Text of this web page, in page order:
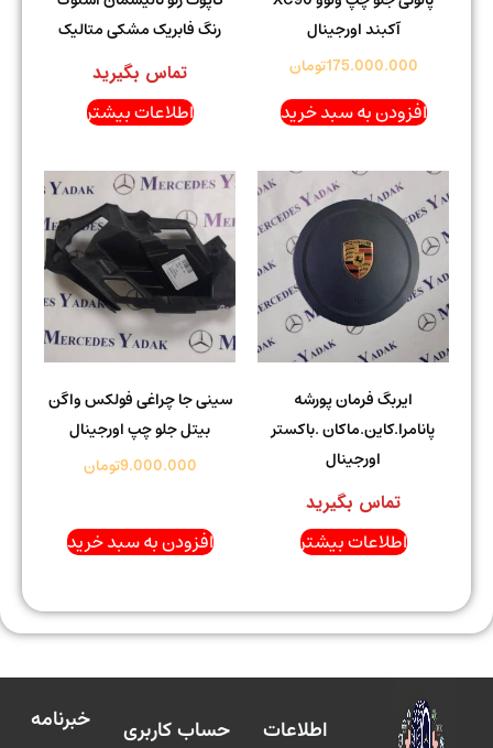
آکبند اورجینال
175.000.000تومان
افزودن به سبد خرید
رنگ فابریک مشکی متالیک
تماس بگیرید
اطلاعات بیشتر
ایربگ فرمان پورشه
پانامرا.کاین.ماکان .باکستر
اورجینال
تماس بگیرید
اطلاعات بیشتر
سینی جا چراغی فولکس واگن
بیتل جلو چپ اورجینال
9.000.000تومان
افزودن به سبد خرید
اطلاعات
حساب کاربری
خبرنامه